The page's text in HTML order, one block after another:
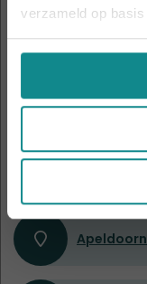
verzameld op
ALTIJD IN DE
9
Apeldoorn